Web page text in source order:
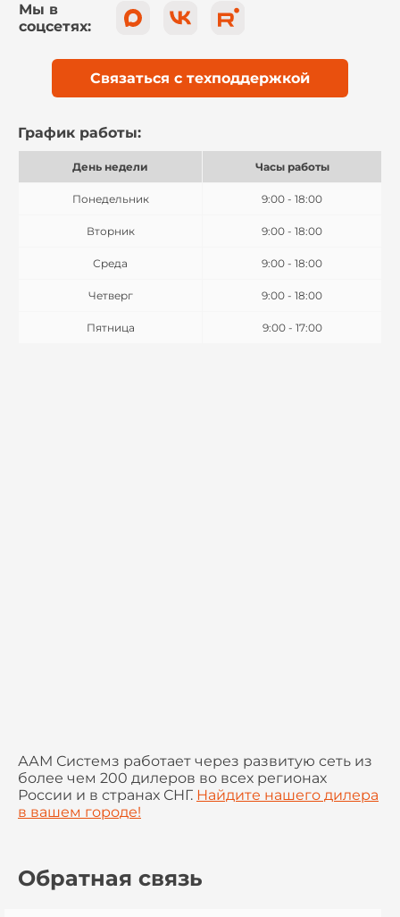
Мы в
соцсетях:
Связаться с техподдержкой
График работы:
День недели Часы работы
Понедельник 9:00 - 18:00
Вторник 9:00 - 18:00
Среда 9:00 - 18:00
Четверг 9:00 - 18:00
Пятница 9:00 - 17:00
ААМ Системз работает через развитую сеть из
более чем 200 дилеров во всех регионах
России и в странах СНГ. Найдите нашего дилера
в вашем городе!
Обратная связь